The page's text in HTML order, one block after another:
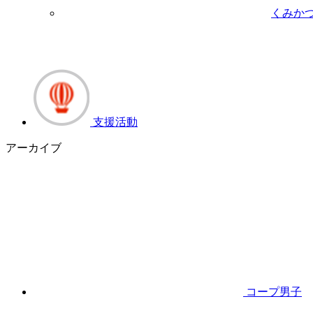
くみか
支援活動
アーカイブ
コープ男子